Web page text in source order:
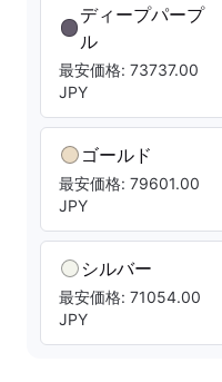
ディープパープ
ル
最安価格: 73737.00
JPY
ゴールド
最安価格: 79601.00
JPY
シルバー
最安価格: 71054.00
JPY